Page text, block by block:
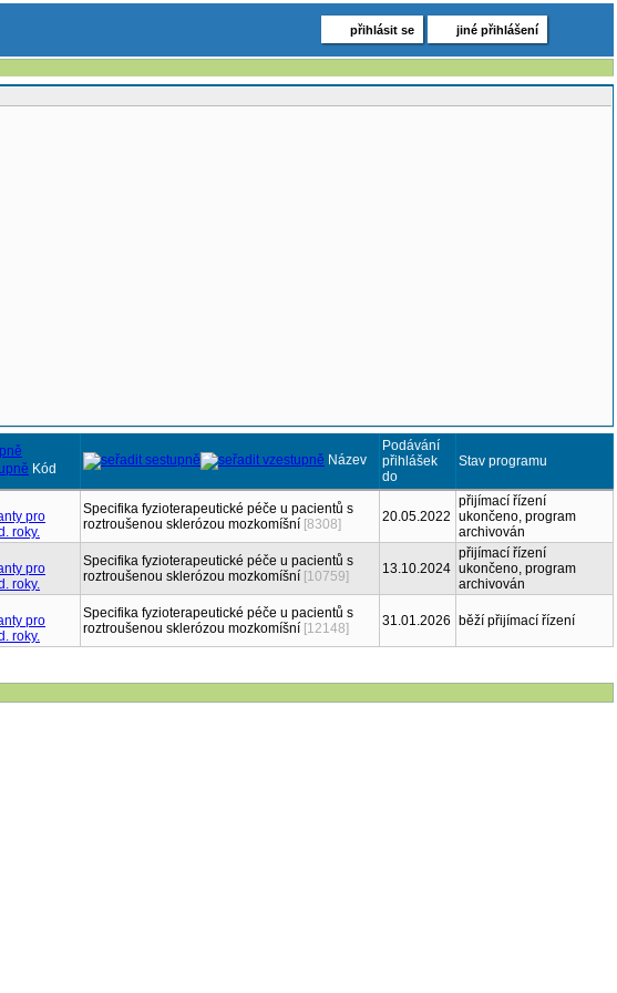
přihlásit se jiné přihlášení
Kód
Název
Podávání
přihlášek
do
Stav programu
Specifika fyzioterapeutické péče u pacientů s
roztroušenou sklerózou mozkomíšní [8308] 20.05.2022
přijímací řízení
ukončeno, program
archivován
Specifika fyzioterapeutické péče u pacientů s
roztroušenou sklerózou mozkomíšní [10759] 13.10.2024
přijímací řízení
ukončeno, program
archivován
Specifika fyzioterapeutické péče u pacientů s
roztroušenou sklerózou mozkomíšní [12148] 31.01.2026 běží přijímací řízení